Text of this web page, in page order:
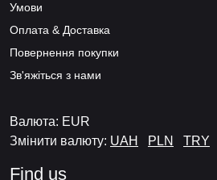
Умови
Оплата & Доставка
Повернення покупки
Зв'яжіться з нами
Валюта: EUR
Змінити валюту: UAH PLN TRY
Find us